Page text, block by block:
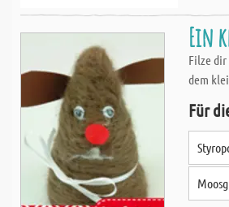
Ein
Filze
dem
Für